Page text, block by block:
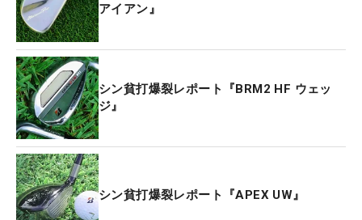
アイアン』
シン貧打爆裂レポート『BRM2 HF ウェッ
ジ』
シン貧打爆裂レポート『APEX UW』